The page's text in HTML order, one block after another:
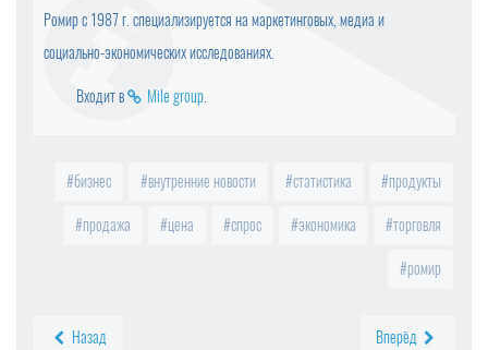
Ромир с 1987 г. специализируется на маркетинговых, медиа и
социально-экономических исследованиях.
Входит в Mile group.
бизнес внутренние новости статистика продукты
продажа цена спрос экономика торговля
ромир
Назад Вперёд